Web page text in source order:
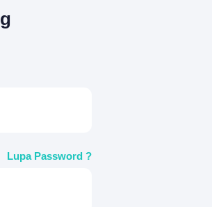
Lupa Password ?